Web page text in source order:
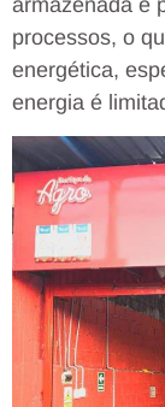
processos, o
energética,
energia é